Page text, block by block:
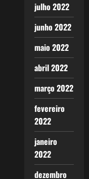
julho 2022
junho 2022
maio 2022
abril 2022
março 2022
fevereiro
2022
janeiro
2022
dezembro